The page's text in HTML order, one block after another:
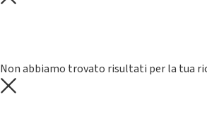
Non abbiamo trovato risultati per la tua